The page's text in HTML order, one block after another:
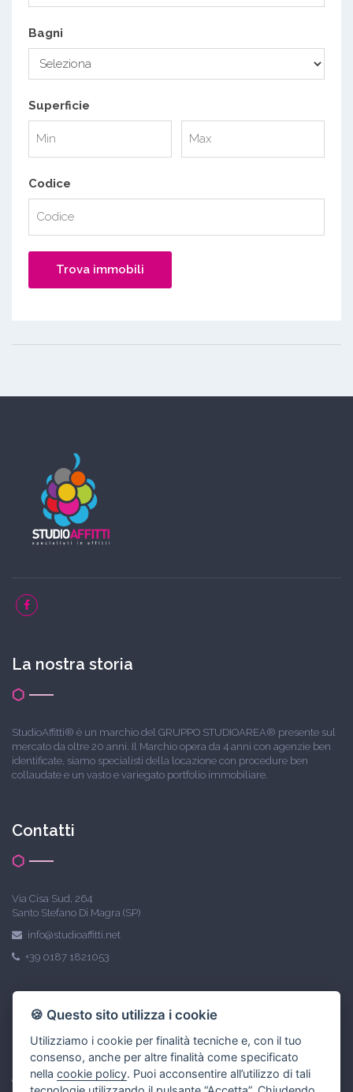
Bagni
Superficie
Codice
La nostra storia
StudioAffitti® è un marchio del GRUPPO STUDIOAREA® presente sul
mercato da oltre 20 anni. Il Marchio opera da 4 anni con agenzie ben
identificate, siamo specialisti della locazione con procedure ben
collaudate e un vasto e variegato portfolio immobiliare.
Contatti
Via Cisa Sud, 264
Santo Stefano Di Magra (SP)
info@studioaffitti.net
+39 0187 1821053
Link utili
Privacy policy
🍪 Questo sito utilizza i cookie
Utilizziamo i cookie per finalità tecniche e, con il tuo
consenso, anche per altre finalità come specificato
nellacookie policy. Puoi acconsentire all’utilizzo di tali